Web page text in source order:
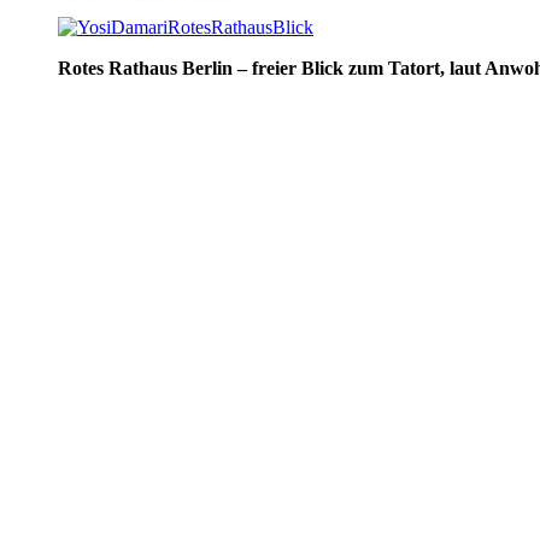
Rotes Rathaus Berlin – freier Blick zum Tatort, laut